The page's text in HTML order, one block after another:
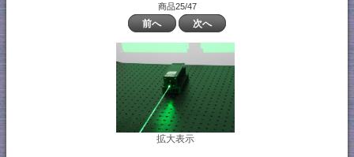
商品25/47
前へ 次へ
拡大表示